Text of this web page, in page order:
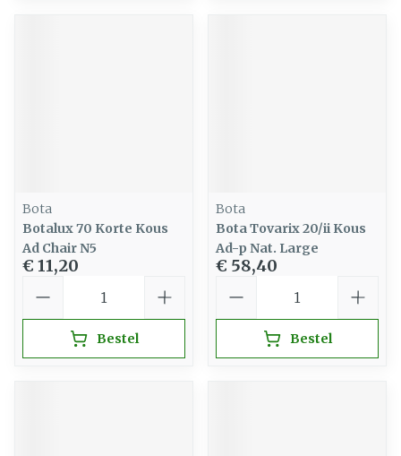
Bota
Botalux 70 Korte Kous
Ad Chair N5
€ 11,20
Bestel
Bota
Bota Tovarix 20/ii Kous
Ad-p Nat. Large
€ 58,40
Bestel